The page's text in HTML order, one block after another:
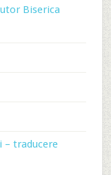
Biserica
– traducere